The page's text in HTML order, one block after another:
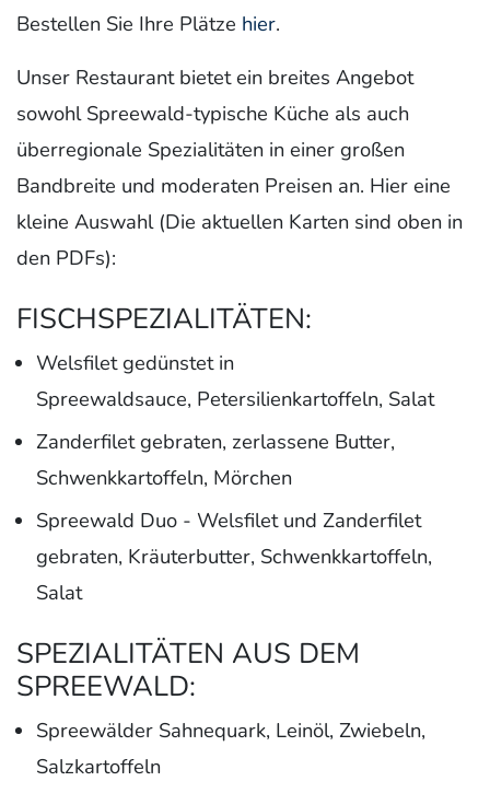
Bestellen Sie Ihre Plätze hier.
Unser Restaurant bietet ein breites Angebot
sowohl Spreewald-typische Küche als auch
überregionale Spezialitäten in einer großen
Bandbreite und moderaten Preisen an. Hier eine
kleine Auswahl (Die aktuellen Karten sind oben in
den PDFs):
FISCHSPEZIALITÄTEN:
Welsfilet gedünstet in
Spreewaldsauce, Petersilienkartoffeln, Salat
Zanderfilet gebraten, zerlassene Butter,
Schwenkkartoffeln, Mörchen
Spreewald Duo - Welsfilet und Zanderfilet
gebraten, Kräuterbutter, Schwenkkartoffeln,
Salat
SPEZIALITÄTEN AUS DEM
SPREEWALD:
Spreewälder Sahnequark, Leinöl, Zwiebeln,
Salzkartoffeln